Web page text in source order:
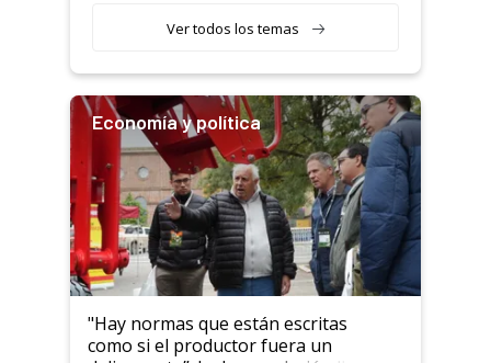
Ver todos los temas
Economía y política
"Hay normas que están escritas
como si el productor fuera un